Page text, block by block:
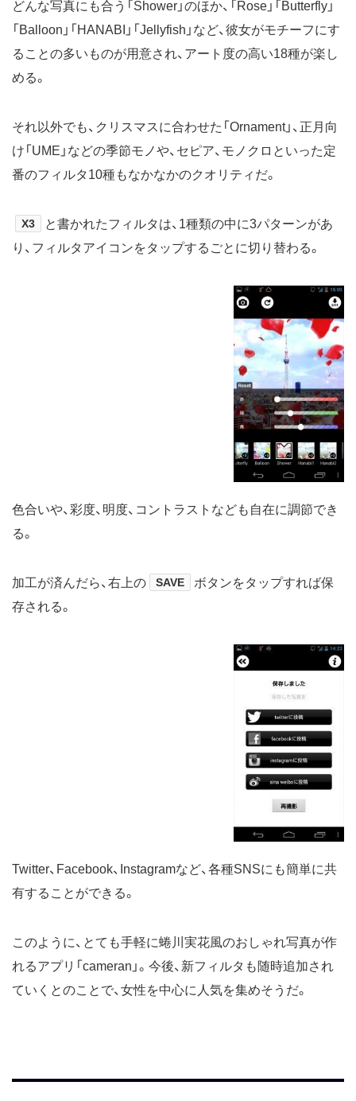
どんな写真にも合う「Shower」のほか、「Rose」「Butterfly」
「Balloon」「HANABI」「Jellyfish」など、彼女がモチーフにす
ることの多いものが用意され、アート度の高い18種が楽し
める。
それ以外でも、クリスマスに合わせた「Ornament」、正月向
け「UME」などの季節モノや、セピア、モノクロといった定
番のフィルタ10種もなかなかのクオリティだ。
X3
と書かれたフィルタは、1種類の中に3パターンがあ
り、フィルタアイコンをタップするごとに切り替わる。
色合いや、彩度、明度、コントラストなども自在に調節でき
る。
加工が済んだら、右上の SAVE
ボタンをタップすれば保
存される。
Twitter、Facebook、Instagramなど、各種SNSにも簡単に共
有することができる。
このように、とても手軽に蜷川実花風のおしゃれ写真が作
れるアプリ「cameran」。今後、新フィルタも随時追加され
ていくとのことで、女性を中心に人気を集めそうだ。